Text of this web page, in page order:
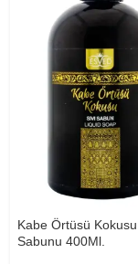
Kabe Örtüsü Kokusu
Sabunu 400Ml.